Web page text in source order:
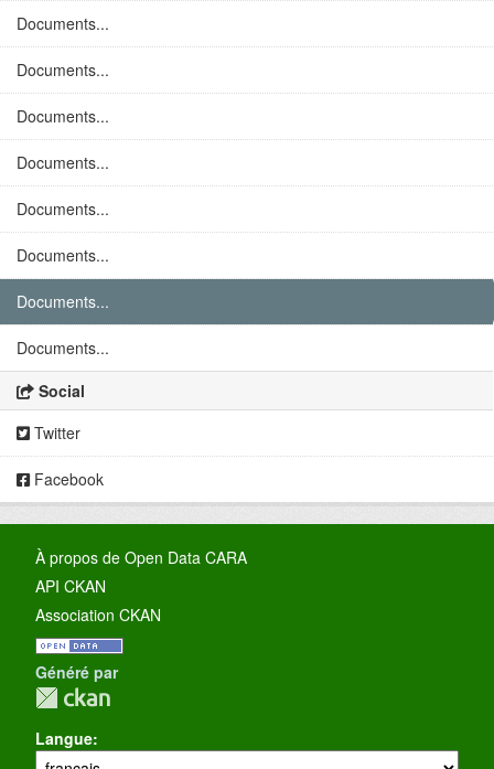
Documents...
Documents...
Documents...
Documents...
Documents...
Documents...
Documents...
Documents...
Social
Twitter
Facebook
À propos de Open Data CARA
API CKAN
Association CKAN
Généré par
Langue